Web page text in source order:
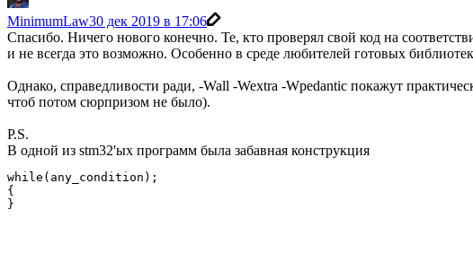
MinimumLaw30 дек 2019 в 17:06
Спасибо. Ничего нового конечно. Те, кто проверял свой код на
и не всегда это возможно. Особенно в среде любителей готовых
Однако, справедливости ради, -Wall -Wextra -Wpedantic покажут
чтоб потом сюрпризом не было).
P.S.
В одной из stm32'ых программ была забавная конструкция
while(any_condition);
{
}